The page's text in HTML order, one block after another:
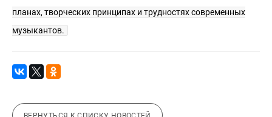
планах, творческих принципах и трудностях современных
музыкантов.